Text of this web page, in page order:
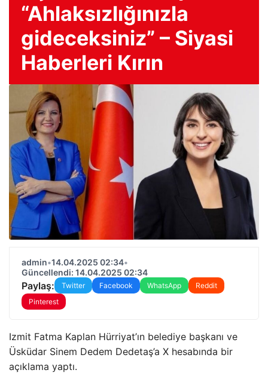
“Ahlaksızlığınızla
gideceksiniz” – Siyasi
Haberleri Kırın
admin•14.04.2025 02:34•
Güncellendi: 14.04.2025 02:34
Paylaş: Twitter Facebook WhatsApp
Reddit
Pinterest
Izmit Fatma Kaplan Hürriyat’ın belediye başkanı ve
Üsküdar Sinem Dedem Dedetaş’a X hesabında bir
açıklama yaptı.